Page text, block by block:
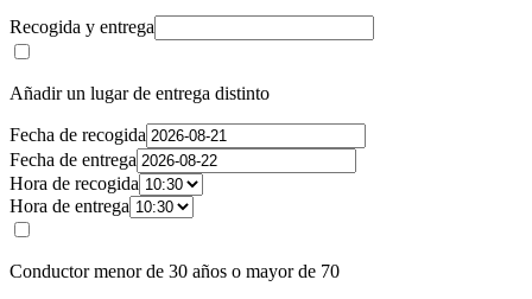
Recogida y entrega
Añadir un lugar de entrega distinto
Fecha de recogida
Fecha de entrega
Hora de recogida
Hora de entrega
Conductor menor de 30 años o mayor de 70